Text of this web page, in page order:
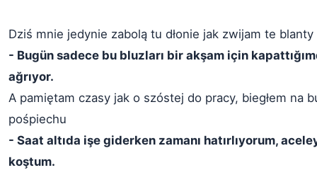
Dziś mnie jedynie zabolą tu dłonie jak zwijam te
- Bugün sadece bu bluzları bir akşam için
ağrıyor.
A pamiętam czasy jak o szóstej do pracy, biegłem na
pośpiechu
- Saat altıda işe giderken zamanı hatırlıyorum,
koştum.